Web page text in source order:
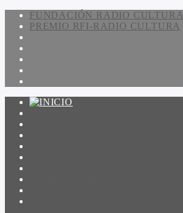
FUNDACIÓN RADIO CULTURA
PREMIO RFI-RADIO CULTURA